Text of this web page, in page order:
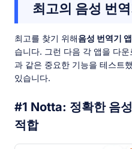
최고의 음성 번
최고를 찾기 위해음성 번역기 앱
습니다. 그런 다음 각 앱을 다
과 같은 중요한 기능을 테스트
있습니다.
#1 Notta: 정확한 음
적합